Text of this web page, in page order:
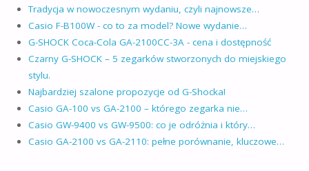
Tradycja w nowoczesnym wydaniu, czyli najnowsze…
Casio F-B100W - co to za model? Nowe wydanie…
G-SHOCK Coca-Cola GA-2100CC-3A - cena i dostępność
Czarny G-SHOCK – 5 zegarków stworzonych do miejskiego
stylu.
Najbardziej szalone propozycje od G-Shocka!
Casio GA-100 vs GA-2100 – którego zegarka nie…
Casio GW-9400 vs GW-9500: co je odróżnia i który…
Casio GA-2100 vs GA-2110: pełne porównanie, kluczowe…